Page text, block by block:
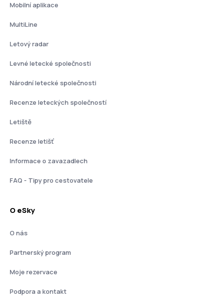
Mobilní aplikace
MultiLine
Letový radar
Levné letecké společnosti
Národní letecké společnosti
Recenze leteckých společností
Letiště
Recenze letišť
Informace o zavazadlech
FAQ - Tipy pro cestovatele
O eSky
O nás
Partnerský program
Moje rezervace
Podpora a kontakt